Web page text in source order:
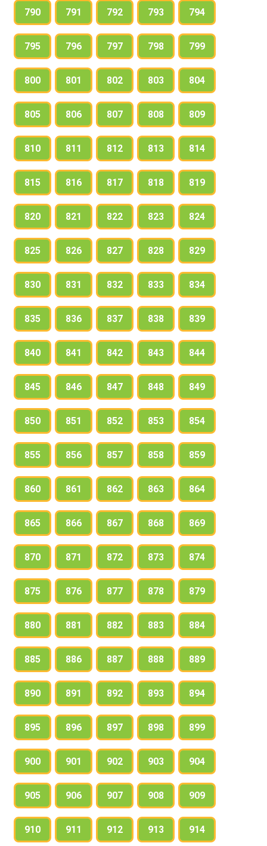
790 791 792 793 794
795 796 797 798 799
800 801 802 803 804
805 806 807 808 809
810 811 812 813 814
815 816 817 818 819
820 821 822 823 824
825 826 827 828 829
830 831 832 833 834
835 836 837 838 839
840 841 842 843 844
845 846 847 848 849
850 851 852 853 854
855 856 857 858 859
860 861 862 863 864
865 866 867 868 869
870 871 872 873 874
875 876 877 878 879
880 881 882 883 884
885 886 887 888 889
890 891 892 893 894
895 896 897 898 899
900 901 902 903 904
905 906 907 908 909
910 911 912 913 914